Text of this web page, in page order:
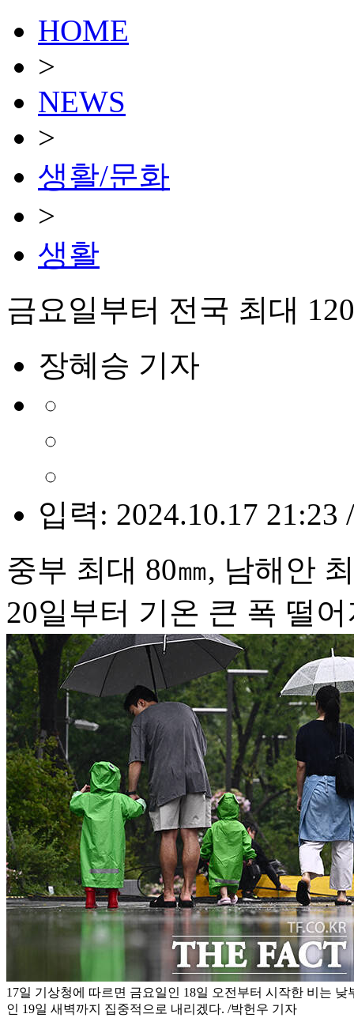
HOME
>
NEWS
>
생활/문화
>
생활
금요일부터 전국 최대
장혜승 기자
입력: 2024.10.17 21:23
중부 최대 80㎜, 남해안
20일부터 기온 큰 폭 떨
17일 기상청에 따르면 금요일인 18일 오전부터 시작한 비는
인 19일 새벽까지 집중적으로 내리겠다. /박헌우 기자